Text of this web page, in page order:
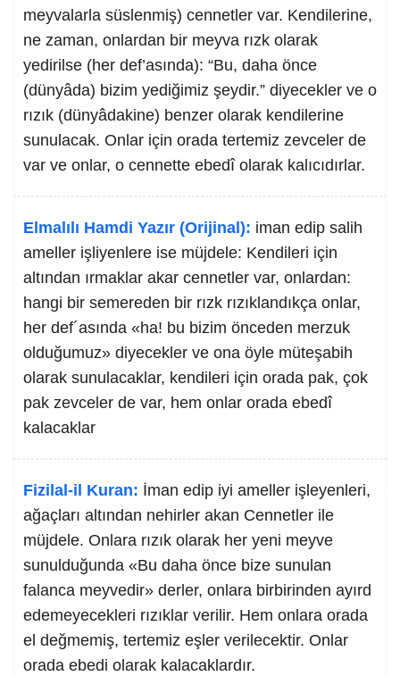
meyvalarla süslenmiş) cennetler var. Kendilerine,
ne zaman, onlardan bir meyva rızk olarak
yedirilse (her def’asında): “Bu, daha önce
(dünyâda) bizim yediğimiz şeydir.” diyecekler ve o
rızık (dünyâdakine) benzer olarak kendilerine
sunulacak. Onlar için orada tertemiz zevceler de
var ve onlar, o cennette ebedî olarak kalıcıdırlar.
Elmalılı Hamdi Yazır (Orijinal): iman edip salih
ameller işliyenlere ise müjdele: Kendileri için
altından ırmaklar akar cennetler var, onlardan:
hangi bir semereden bir rızk rızıklandıkça onlar,
her def´asında «ha! bu bizim önceden merzuk
olduğumuz» diyecekler ve ona öyle müteşabih
olarak sunulacaklar, kendileri için orada pak, çok
pak zevceler de var, hem onlar orada ebedî
kalacaklar
Fizilal-il Kuran: İman edip iyi ameller işleyenleri,
ağaçları altından nehirler akan Cennetler ile
müjdele. Onlara rızık olarak her yeni meyve
sunulduğunda «Bu daha önce bize sunulan
falanca meyvedir» derler, onlara birbirinden ayırd
edemeyecekleri rızıklar verilir. Hem onlara orada
el değmemiş, tertemiz eşler verilecektir. Onlar
orada ebedi olarak kalacaklardır.